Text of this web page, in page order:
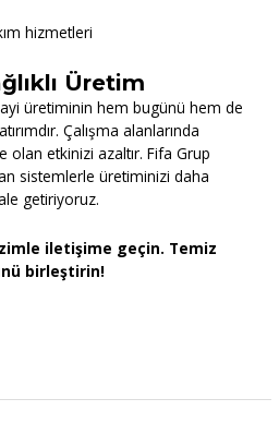
hizmetleri
Üretim
üretiminin hem bugünü hem de
Çalışma alanlarında
olan etkinizi azaltır. Fifa Grup
sistemlerle üretiminizi daha
getiriyoruz.
iletişime geçin. Temiz
birleştirin!